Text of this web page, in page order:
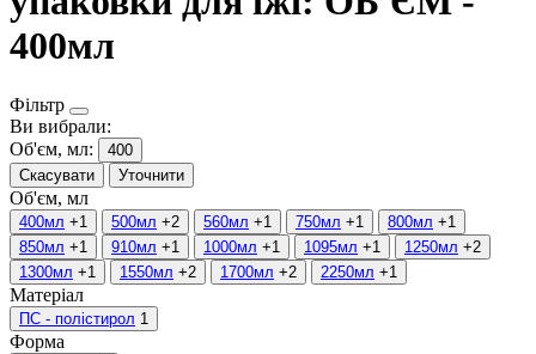
400мл
Фільтр
Ви вибрали:
Об'єм, мл:
400
Скасувати
Уточнити
Об'єм, мл
400мл +1 500мл +2 560мл +1 750мл +1 800мл +1
850мл +1 910мл +1 1000мл +1 1095мл +1 1250мл +2
1300мл +1 1550мл +2 1700мл +2 2250мл +1
Матеріал
ПС - полістирол 1
Форма